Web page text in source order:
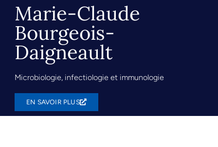
Marie-Claude
Bourgeois-
Daigneault
Microbiologie, infectiologie et immunologie
EN SAVOIR PLUS